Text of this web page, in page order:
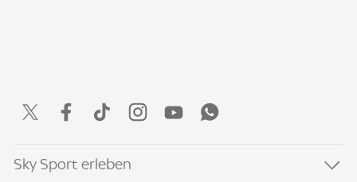
Sky Sport erleben